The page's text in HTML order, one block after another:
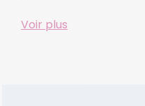
Grâce aux différents
Voir plus